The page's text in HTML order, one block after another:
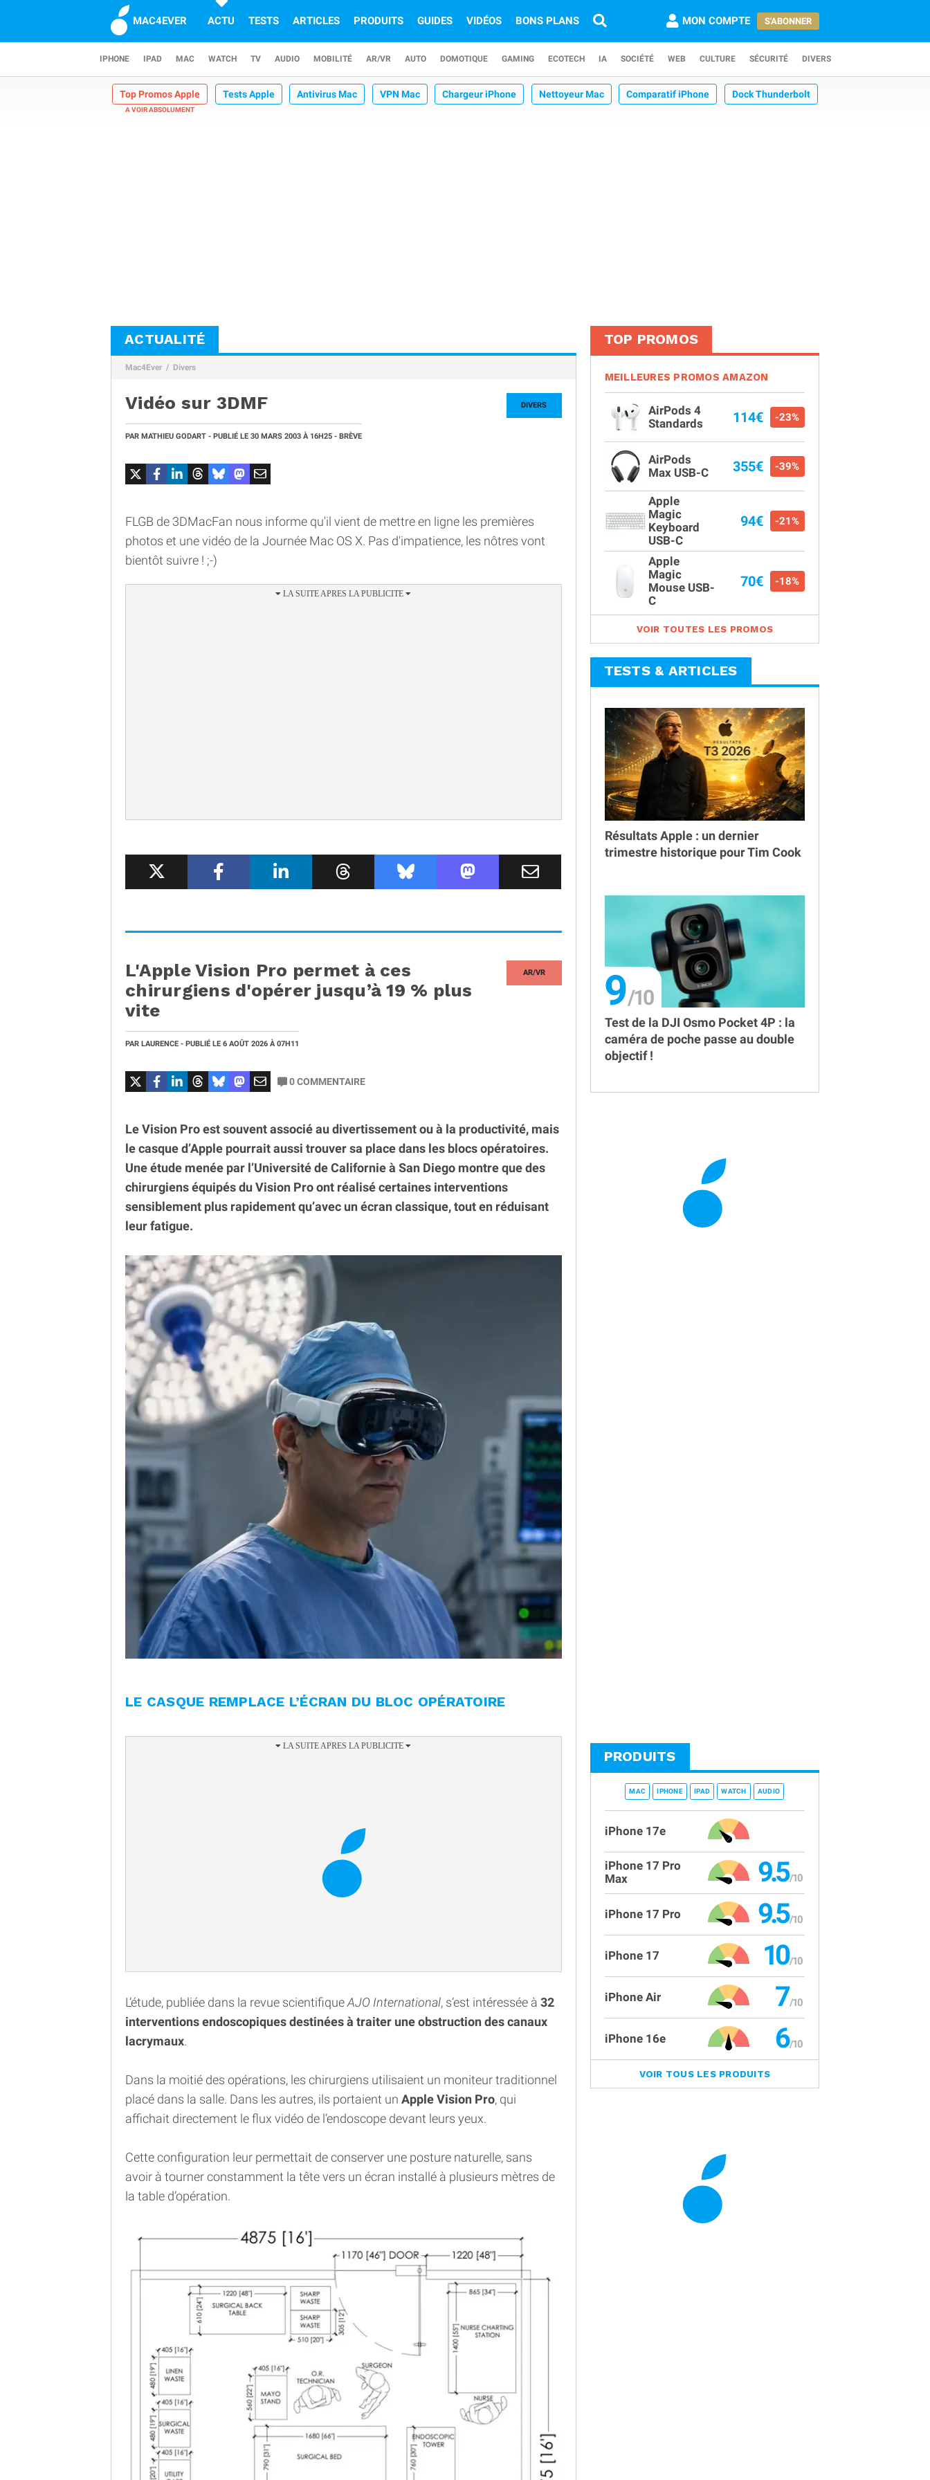
MAC4EVER ACTU TESTS ARTICLES PRODUITS GUIDES VIDÉOS BONS PLANS MON COMPTE S'ABONNER
IPHONE IPAD MAC WATCH TV AUDIO MOBILITÉ AR/VR AUTO DOMOTIQUE GAMING ECOTECH IA SOCIÉTÉ WEB CULTURE SÉCURITÉ DIVERS
Top Promos Apple Tests Apple Antivirus Mac VPN Mac Chargeur iPhone Nettoyeur Mac Comparatif iPhone Dock Thunderbolt
ACTUALITÉ
Mac4Ever Divers
DIVERS
Vidéo sur 3DMF
PAR MATHIEU GODART - PUBLIÉ LE 30 MARS 2003 À 16H25 - BRÈVE
FLGB de 3DMacFan nous informe qu'il vient de mettre en ligne les premières
photos et une vidéo de la Journée Mac OS X. Pas d'impatience, les nôtres vont
bientôt suivre ! ;-)
AR/VR
L'Apple Vision Pro permet à ces
chirurgiens d'opérer jusqu’à 19 % plus
vite
PAR LAURENCE - PUBLIÉ LE 6 AOÛT 2026 À 07H11
0COMMENTAIRE
Le Vision Pro est souvent associé au divertissement ou à la productivité, mais
le casque d’Apple pourrait aussi trouver sa place dans les blocs opératoires.
Une étude menée par l’Université de Californie à San Diego montre que des
chirurgiens équipés du Vision Pro ont réalisé certaines interventions
sensiblement plus rapidement qu’avec un écran classique, tout en réduisant
leur fatigue.
LE CASQUE REMPLACE L’ÉCRAN DU BLOC OPÉRATOIRE
L’étude, publiée dans la revue scientifiqueAJO International, s’est intéressée à 32
interventions endoscopiques destinées à traiter une obstruction des canaux
lacrymaux.
Dans la moitié des opérations, les chirurgiens utilisaient un moniteur traditionnel
placé dans la salle. Dans les autres, ils portaient un Apple Vision Pro, qui
affichait directement le flux vidéo de l’endoscope devant leurs yeux.
Cette configuration leur permettait de conserver une posture naturelle, sans
avoir à tourner constamment la tête vers un écran installé à plusieurs mètres de
la table d’opération.
TOP PROMOS
MEILLEURES PROMOS AMAZON
AirPods 4
Standards
114€ -23%
AirPods
Max USB-C
355€ -39%
Apple
Magic
Keyboard
USB-C
94€ -21%
Apple
Magic
Mouse USB-
C
70€ -18%
VOIR TOUTES LES PROMOS
TESTS & ARTICLES
Résultats Apple : un dernier
trimestre historique pour Tim Cook
9
Test de la DJI Osmo Pocket 4P : la
caméra de poche passe au double
objectif !
PRODUITS
MAC IPHONE IPAD WATCH AUDIO
iPhone 17e
iPhone 17 Pro
Max
9.5
iPhone 17 Pro 9.5
iPhone 17 10
iPhone Air 7
iPhone 16e 6
VOIR TOUS LES PRODUITS